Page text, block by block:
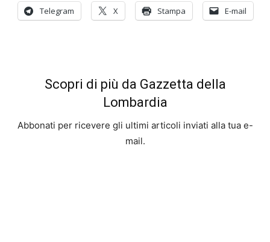
Telegram X Stampa E-mail
Scopri di più da Gazzetta della
Lombardia
Abbonati per ricevere gli ultimi articoli inviati alla tua e-
mail.